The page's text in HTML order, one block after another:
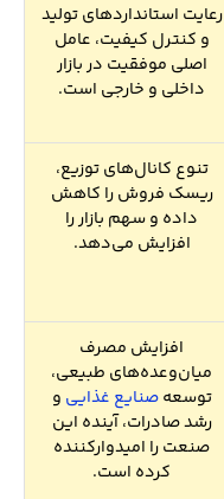
رعایت استانداردهای تولید
و کنترل کیفیت، عامل
اصلی موفقیت در بازار
داخلی و خارجی است.
تنوع کانال‌های توزیع،
ریسک فروش را کاهش
داده و سهم بازار را
افزایش می‌دهد.
افزایش مصرف
میان‌وعده‌های طبیعی،
توسعهصنایع غذایی و
رشد صادرات، آینده این
صنعت را امیدوارکننده
کرده است.